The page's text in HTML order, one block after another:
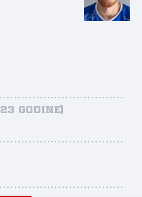
(23 godine)